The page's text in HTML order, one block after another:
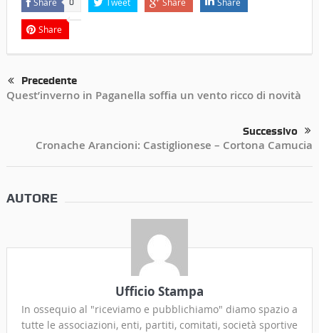
0
Share
Precedente
Quest’inverno in Paganella soffia un vento ricco di novità
Successivo
Cronache Arancioni: Castiglionese – Cortona Camucia
AUTORE
Ufficio Stampa
In ossequio al "riceviamo e pubblichiamo" diamo spazio a
tutte le associazioni, enti, partiti, comitati, società sportive